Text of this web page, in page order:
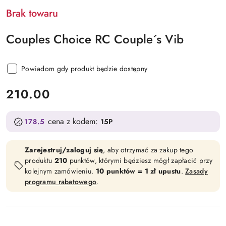
Brak towaru
Couples Choice RC Couple´s Vib
Powiadom gdy produkt będzie dostępny
cena:
210.00
178.5 cena z kodem: 15P
Zarejestruj/zaloguj się, aby otrzymać za zakup tego
produktu 210 punktów, którymi będziesz mógł zapłacić przy
kolejnym zamówieniu. 10 punktów = 1 zł upustu.Zasady
programu rabatowego.